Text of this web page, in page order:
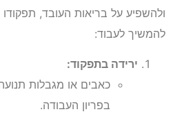
ולהשפיע על בריאות העובד, תפקודו
להמשיך לעבוד:
ירידה בתפקוד:
כאבים או מגבלות
בפריון העבודה.